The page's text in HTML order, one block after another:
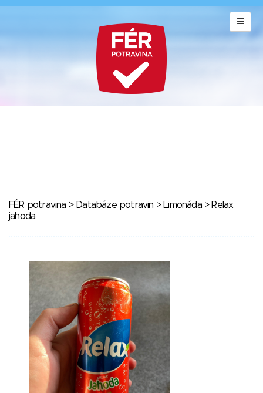
FÉR potravina > Databáze potravin > Limonáda> Relax
jahoda